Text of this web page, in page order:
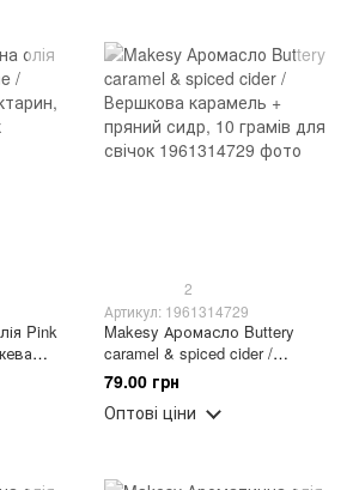
Pink
2
Артикул: 1961314729
Makesy Аромасло Buttery
caramel & spiced cider /
Вершкова карамель + пряний
сидр, 10 грамів для свічок
79.00 грн
Оптові ціни